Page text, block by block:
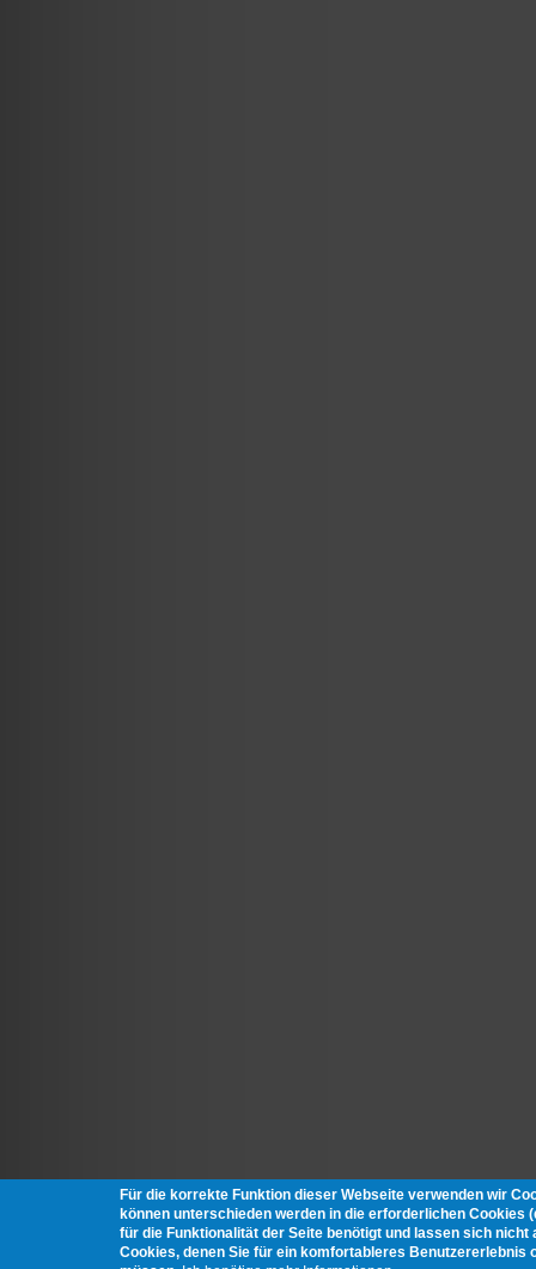
Für die korrekte Funktion dieser Webseite verwenden wir
können unterschieden werden in die erforderlichen Cookies
für die Funktionalität der Seite benötigt und lassen sich nicht
Cookies, denen Sie für ein komfortableres Benutzererlebnis